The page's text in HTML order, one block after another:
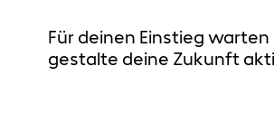
Für deinen Einstieg
gestalte deine Zukunft